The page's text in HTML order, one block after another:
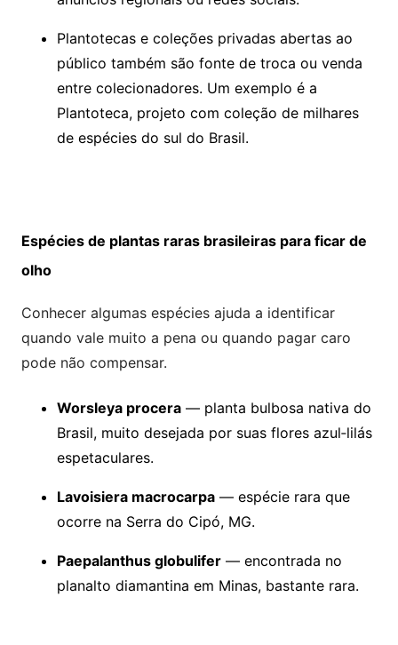
Plantotecas e coleções privadas abertas ao
público também são fonte de troca ou venda
entre colecionadores. Um exemplo é a
Plantoteca, projeto com coleção de milhares
de espécies do sul do Brasil.
Espécies de plantas raras brasileiras para ficar de
olho
Conhecer algumas espécies ajuda a identificar
quando vale muito a pena ou quando pagar caro
pode não compensar.
Worsleya procera — planta bulbosa nativa do
Brasil, muito desejada por suas flores azul‑lilás
espetaculares.
Lavoisiera macrocarpa — espécie rara que
ocorre na Serra do Cipó, MG.
Paepalanthus globulifer — encontrada no
planalto diamantina em Minas, bastante rara.